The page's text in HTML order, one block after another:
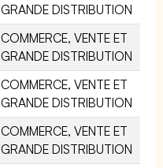
GRANDE DISTRIBUTION
COMMERCE, VENTE ET
GRANDE DISTRIBUTION
COMMERCE, VENTE ET
GRANDE DISTRIBUTION
COMMERCE, VENTE ET
GRANDE DISTRIBUTION